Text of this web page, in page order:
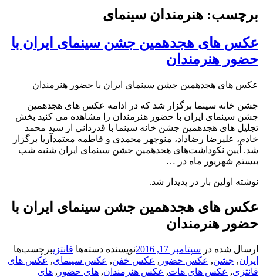
برچسب: هنرمندان سینمای
عکس های هجدهمین جشن سینمای ایران با
حضور هنرمندان
عکس های هجدهمین جشن سینمای ایران با حضور هنرمندان
جشن خانه سینما برگزار شد که در ادامه عکس های هجدهمین
جشن سینمای ایران با حضور هنرمندان را مشاهده می کنید بخش
تجلیل های هجدهمین جشن خانه سینما با قدردانی از سید محمد
خادم، علیرضا رضاداد، منوچهر محمدی و فاطمه معتمدآریا برگزار
شد. آیین نکوداشت‌های هجدهمین جشن سینمای ایران شنبه شب
بیستم شهریور ماه در …
نوشته اولین بار در پدیدار شد.
عکس های هجدهمین جشن سینمای ایران با
حضور هنرمندان
ارسال شده در سپتامبر 17, 2016 نویسنده دسته‌ها فانتزیبرچسب‌ها
ایران, جشن, عکس حضور , عکس خفن, عکس سینمای, عکس های
فانتزی, عکس های هات, عکس هنرمندان, های حضور , های